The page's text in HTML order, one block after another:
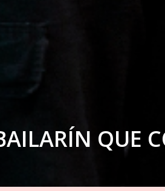
QUE